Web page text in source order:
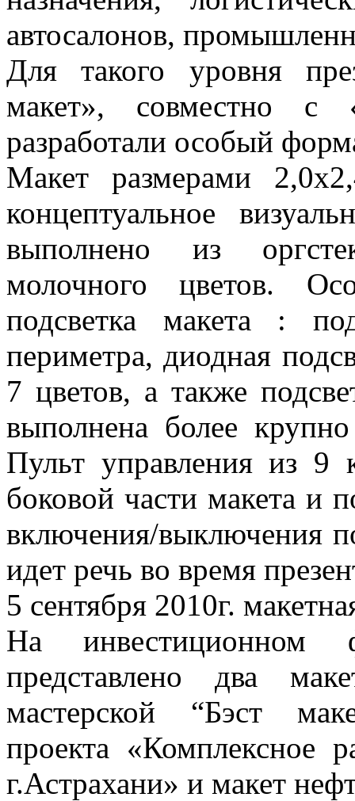
автосалонов,
Для такого уровня
макет», совместно с
разработали особый
Макет размерами
концептуальное
выполнено из
молочного цветов.
подсветка макета :
периметра, диодная
7 цветов, а также
выполнена более
Пульт управления из 9
боковой части макета и
включения/выключения
идет речь во время
5 сентября 2010г.
На инвестиционном
представлено два
мастерской “Бэст
проекта «Комплексное
г.Астрахани» и макет